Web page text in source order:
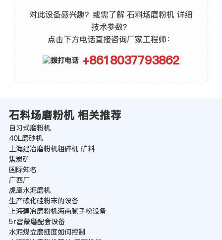
对此设备感兴趣？或需了解 石料场磨粉机 详细
技术参数？
点击下方电话直接咨询厂家工程师：
+8618037793862
石料场磨粉机 相关推荐
自习式磨粉机
40L磨砂机
上海建冶磨粉机粗碎机 矿料
焦炭矿
国际知名
广西厂
虎鹰水泥磨机
生产碳化硅粉末的设备
上海建冶磨粉机海南腻子粉设备
5r雷蒙磨配套设备
水泥煤立磨细度如何控制